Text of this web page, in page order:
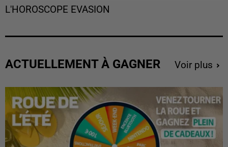
L'HOROSCOPE EVASION
ACTUELLEMENT À GAGNER Voir plus